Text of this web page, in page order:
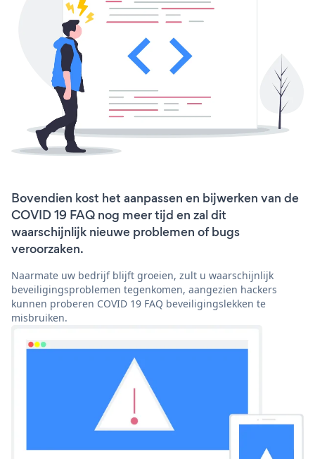
Bovendien kost het aanpassen en bijwerken van de
COVID 19 FAQ nog meer tijd en zal dit
waarschijnlijk nieuwe problemen of bugs
veroorzaken.
Naarmate uw bedrijf blijft groeien, zult u waarschijnlijk
beveiligingsproblemen tegenkomen, aangezien hackers
kunnen proberen COVID 19 FAQ beveiligingslekken te
misbruiken.